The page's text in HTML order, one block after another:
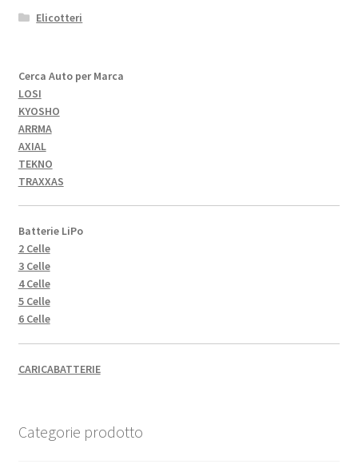
Elicotteri
Cerca Auto per Marca
LOSI
KYOSHO
ARRMA
AXIAL
TEKNO
TRAXXAS
Batterie LiPo
2 Celle
3 Celle
4 Celle
5 Celle
6 Celle
CARICABATTERIE
Categorie prodotto